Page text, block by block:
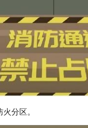
分区。